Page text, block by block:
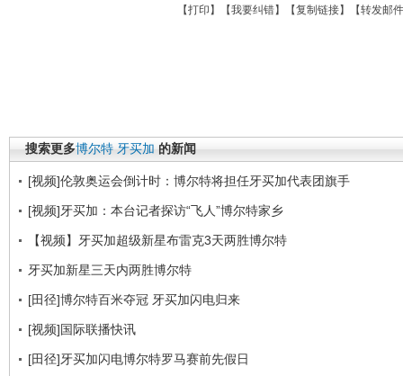
【打印 】【我要纠错】【复制链接】【转发邮件
搜索更多博尔特 牙买加 的新闻
[视频]伦敦奥运会倒计时：博尔特将担任牙买加代表团旗手
[视频]牙买加：本台记者探访“飞人”博尔特家乡
【视频】牙买加超级新星布雷克3天两胜博尔特
牙买加新星三天内两胜博尔特
[田径]博尔特百米夺冠 牙买加闪电归来
[视频]国际联播快讯
[田径]牙买加闪电博尔特罗马赛前先假日